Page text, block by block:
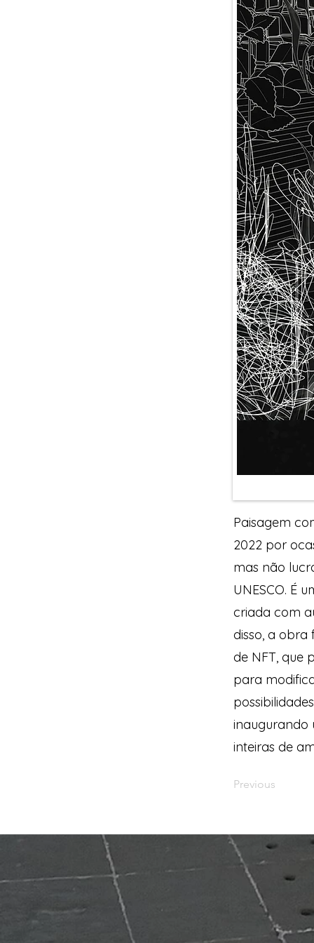
Paisagem
2022 por
mas não
UNESCO. É
criada com
disso, a
de NFT, que
para
inaugurando
inteiras de
Previous